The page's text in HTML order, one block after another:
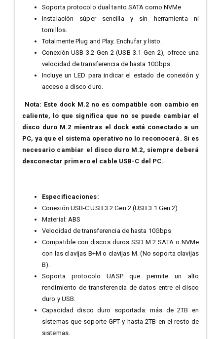
Soporta protocolo dual tanto SATA como NVMe
Instalación súper sencilla y sin herramienta ni
tornillos.
Totalmente Plug and Play. Enchufar y listo.
Conexión USB 3.2 Gen 2 (USB 3.1 Gen 2), ofrece una
velocidad de transferencia de hasta 10Gbps
Incluye un LED para indicar el estado de conexión y
acceso a disco duro.
Nota: Este dock M.2 no es compatible con cambio en
caliente, lo que significa que no se puede cambiar el
disco duro M.2 mientras el dock está conectado a un
PC, ya que el sistema operativo no lo reconocerá. Si es
necesario cambiar el disco duro M.2, siempre deberá
desconectar primero el cable USB-C del PC.
Especificaciones:
Conexión USB-C USB 3.2 Gen 2 (USB 3.1 Gen 2)
Material: ABS
Velocidad de transferencia de hasta 10Gbps
Compatible con discos duros SSD M.2 SATA o NVMe
con las clavijas B+M o clavijas M. (No soporta clavijas
B).
Soporta protocolo UASP que permite un alto
rendimiento de transferencia de datos entre el disco
duro y USB.
Capacidad disco duro soportada: más de 2TB en
sistemas que soporte GPT y hasta 2TB en el resto de
sistemas.